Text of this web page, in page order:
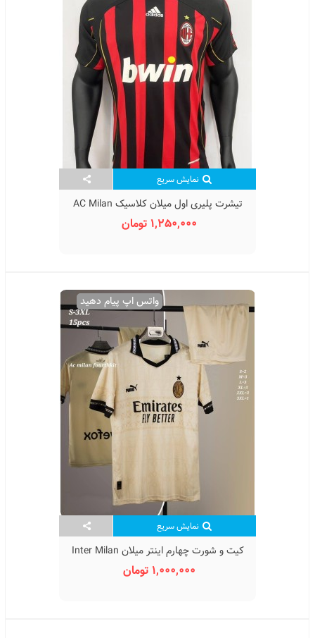
نمایش سریع
تیشرت پلیری اول میلان کلاسیک AC Milan
Classic 2006
1,250,000 تومان
واتس اپ پیام دهید
نمایش سریع
کیت و شورت چهارم اینتر میلان Inter Milan
4th Kit Home 2025
1,000,000 تومان